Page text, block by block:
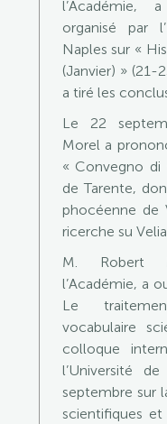
l’Académie,
organisé par
Naples sur «
(Janvier) »
a tiré les
Le 22
Morel a
« Convegno di
de Tarente,
phocéenne de
ricerche su
M. Robert
l’Académie, a
Le
vocabulaire
colloque
l’Université
septembre sur
scientifiques